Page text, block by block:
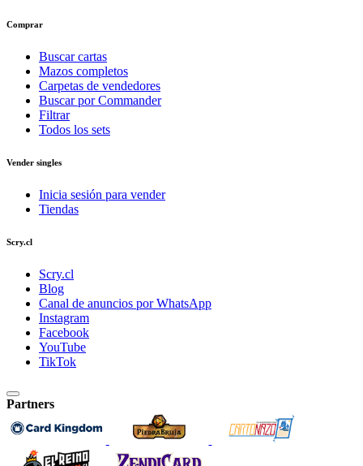
Comprar
Buscar cartas
Mazos completos
Carpetas de vendedores
Buscar por Commander
Filtrar
Todos los sets
Vender singles
Inicia sesión para vender
Tiendas
Scry.cl
Scry.cl
Blog
Canal de anuncios por WhatsApp
Instagram
Facebook
YouTube
TikTok
Partners